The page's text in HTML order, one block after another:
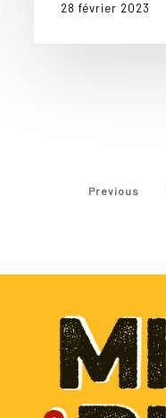
28 février 2023
Previous